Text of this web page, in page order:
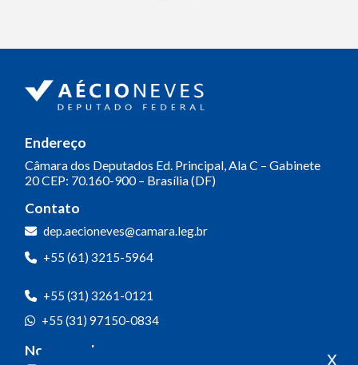
Endereço
Câmara dos Deputados Ed. Principal, Ala C – Gabinete
20CEP: 70.160-900 – Brasília (DF)
Contato
dep.aecioneves@camara.leg.br
+55 (61) 3215-5964
+55 (31) 3261-0121
+55 (31) 97150-0834
Nossas redes x